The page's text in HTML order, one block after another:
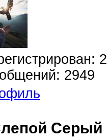
2949
Серый